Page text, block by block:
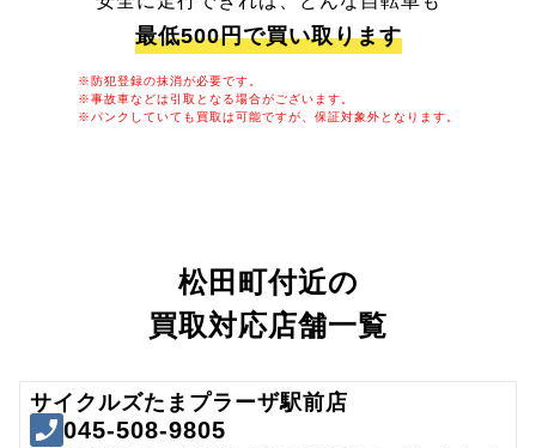
最低500円で買い取ります
※防犯登録の抹消が必要です。
※事故車などは引取となる場合がございます。
※パンクしていても買取は可能ですが、保証対象外となります。
松田町付近の
買取対応店舗一覧
サイクルズたまプラーザ駅前店
045-508-9805